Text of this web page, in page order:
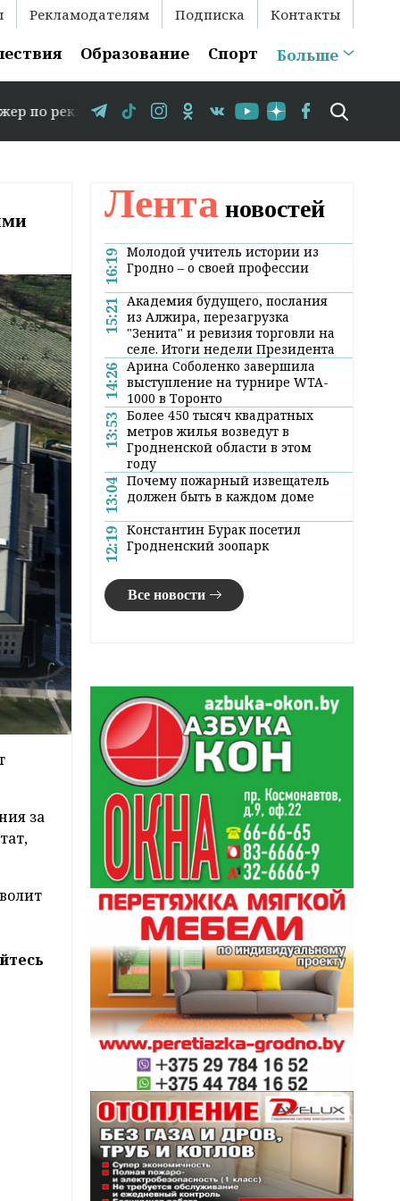
Рекламодателям Подписка Контакты
Образование Спорт Больше
+375 29 583-35-86 // В Гродно временно
за
Лента новостей
16:19 Молодой учитель истории из
Гродно – о своей профессии
15:21
Академия будущего, послания
из Алжира, перезагрузка
"Зенита" и ревизия торговли на
селе. Итоги недели Президента
14:26
Арина Соболенко завершила
выступление на турнире WTA-
1000 в Торонто
13:53 Более 450 тысяч квадратных
метров жилья возведут в
Гродненской области в этом
году
13:04 Почему пожарный извещатель
должен быть в каждом доме
12:19 Константин Бурак посетил
Гродненский зоопарк
Все новости